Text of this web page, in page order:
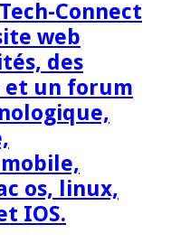
Tech-Connect
web
des
et un forum
os, linux,
IOS.